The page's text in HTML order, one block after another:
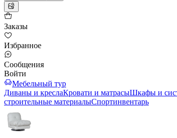
Заказы
Избранное
Сообщения
Войти
Мебельный тур
Диваны и креслаКровати и матрасыШкафы и
строительные материалыСпортинвентарь